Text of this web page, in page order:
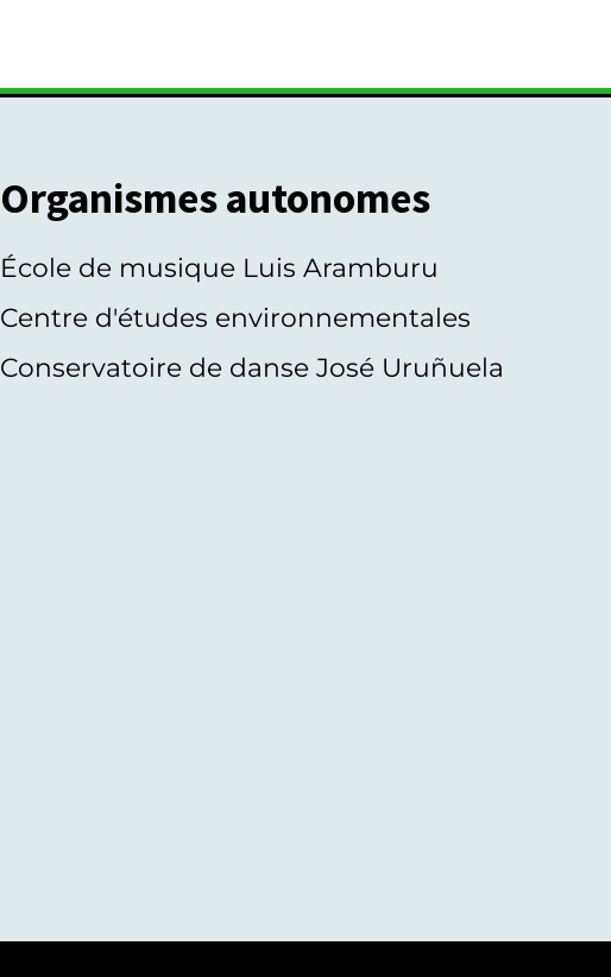
Organismes autonomes
École de musique Luis Aramburu
Centre d'études environnementales
Conservatoire de danse José Uruñuela